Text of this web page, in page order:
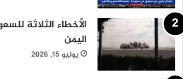
الأخطاء الثلاثة
اليمن
يوليو 15, 2026